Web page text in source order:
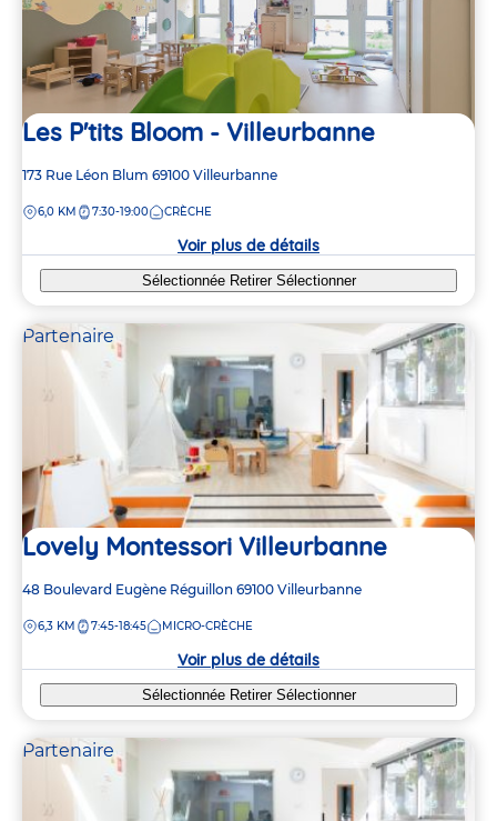
Les P'tits Bloom - Villeurbanne
Adresse
la
173 Rue Léon Blum 69100 Villeurbanne
DISTANCE
6,0 KM 7:30-19:00 CRÈCHE
Voir plus de détails
Sélectionnée Retirer Sélectionner
Partenaire
Lovely Montessori Villeurbanne
Adresse
la
48 Boulevard Eugène Réguillon 69100 Villeurbanne
DISTANCE
6,3 KM 7:45-18:45 MICRO-CRÈCHE
Voir plus de détails
Sélectionnée Retirer Sélectionner
Partenaire